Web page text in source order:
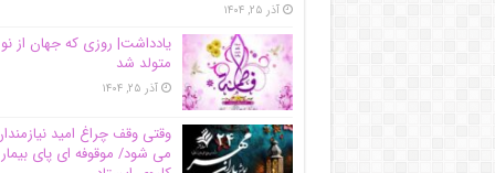
آذر ۲۵, ۱۴۰۴
یادداشت| روزی که جهان از نو
متولد شد
آذر ۲۵, ۱۴۰۴
وقتی وقف چراغ امید
می شود/ موقوفه ای پای